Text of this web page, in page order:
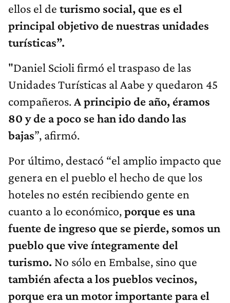
ellos el de turismo social, que es el
principal objetivo de nuestras unidades
turísticas”.
"Daniel Scioli firmó el traspaso de las
Unidades Turísticas al Aabe y quedaron 45
compañeros.A principio de año, éramos
80 y de a poco se han ido dando las
bajas”, afirmó.
Por último, destacó “el amplio impacto que
genera en el pueblo el hecho de que los
hoteles no estén recibiendo gente en
cuanto a lo económico,porque es una
fuente de ingreso que se pierde, somos un
pueblo que vive íntegramente del
turismo. No sólo en Embalse, sino que
también afecta a los pueblos vecinos,
porque era un motor importante para el